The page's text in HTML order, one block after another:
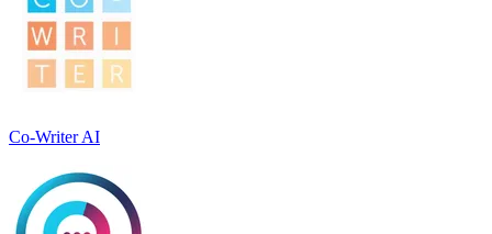
Co-Writer AI